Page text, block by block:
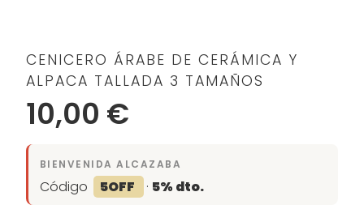
CENICERO ÁRABE DE CERÁMICA Y
ALPACA TALLADA 3 TAMAÑOS
10,00 €
BIENVENIDA ALCAZABA
Código 5OFF · 5% dto.